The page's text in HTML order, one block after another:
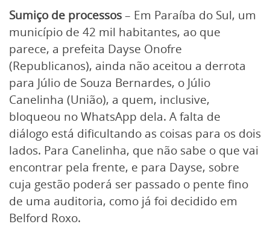
Sumiço de processos– Em Paraíba do Sul, um
município de 42 mil habitantes, ao que
parece, a prefeita Dayse Onofre
(Republicanos), ainda não aceitou a derrota
para Júlio de Souza Bernardes, o Júlio
Canelinha (União), a quem, inclusive,
bloqueou no WhatsApp dela. A falta de
diálogo está dificultando as coisas para os dois
lados. Para Canelinha, que não sabe o que vai
encontrar pela frente, e para Dayse, sobre
cuja gestão poderá ser passado o pente fino
de uma auditoria, como já foi decidido em
Belford Roxo.